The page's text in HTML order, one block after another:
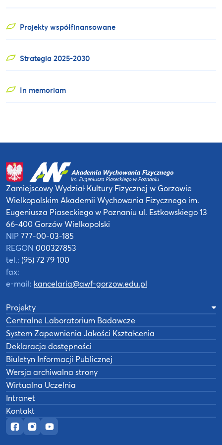
Projekty współfinansowane
Strategia 2025-2030
In memoriam
Oficjalny fanpage w serwisie Facebook
Oficjalny profil na Instagramie
Oficjalny kanał YouTube
Zamiejscowy Wydział Kultury Fizycznej w Gorzowie
Wielkopolskim Akademii Wychowania Fizycznego im.
Eugeniusza Piaseckiego w Poznaniu ul. Estkowskiego 13
66-400 Gorzów Wielkopolski
NIP 777-00-03-185
REGON 000327853
tel.: (95) 72 79 100
fax:
e-mail: kancelaria@awf-gorzow.edu.pl
Projekty
Centralne Laboratorium Badawcze
System Zapewnienia Jakości Kształcenia
Deklaracja dostępności
Biuletyn Informacji Publicznej
Wersja archiwalna strony
Wirtualna Uczelnia
Intranet
Kontakt